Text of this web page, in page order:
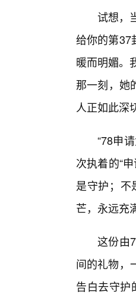
试想，
给你的第37
暖而明媚。
那一刻，她
人正如此深
“78申
次执着的“
是守护；不
芒，永远充
这份由
间的礼物，
告白去守护